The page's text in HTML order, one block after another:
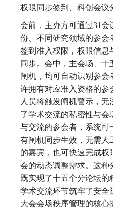
权限同步签到、科创会议
会前，主办方可通过31
份、不同研究领域的参会
签到准入权限，权限信息
同步。会中，主会场、
闸机，均可自动识别参
许拥有对应准入资格的参
人员将触发闸机警示，
了学术交流的私密性与会
与交流的参会者，系统可
有闸机同步生效，无需人
的嘉宾，也可快速完成权
会的动态调整需求。这种
既实现了十五个分论坛
学术交流环节筑牢了安全
大会会场秩序管理的核心